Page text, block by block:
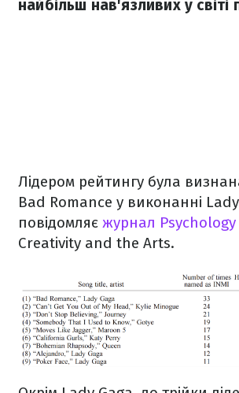
найбільш нав'язливих у світі
Лідером рейтингу була
Bad Romance у виконанні
повідомляє журнал
Creativity and the Arts.